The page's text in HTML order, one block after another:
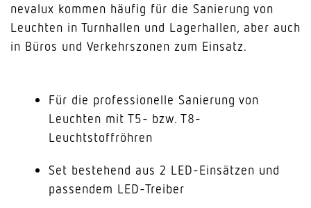
nevalux kommen häufig für die Sanierung von
Leuchten in Turnhallen und Lagerhallen, aber auch
in Büros und Verkehrszonen zum Einsatz.
Für die professionelle Sanierung von
Leuchten mit T5- bzw. T8-
Leuchtstoffröhren
Set bestehend aus 2 LED-Einsätzen und
passendem LED-Treiber